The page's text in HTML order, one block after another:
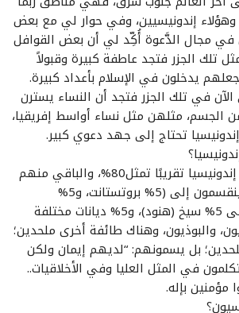
إندونيسيين، وفي حوار لي مع بعض
في مجال الدَّعوة أُكِّد لي أن بعض القوافل
تلك الجزر فتجد عاطفة كبيرة وقبولاً
يدخلون في الإسلام بأعداد كبيرة.
في تلك الجزر فتجد أن النساء يسترن
الجسم، مثلهن مثل نساء أواسط إفريقيا،
تحتاج إلى جهد دعوي كبير.
نسبة المسلمين في إندونيسيا تقريبًا تمثل80%، والباقي منهم
حوالي 10% نصارى ينقسمون إلى (5% بروتستانت، و5%
كاثوليك)؛ بالإضافة إلى 5% سيخ (هنود)، و5% ديانات مختلفة
والبوذيون، وهناك طائفة أخرى ملحدين؛
بل يسمونهم: “لديهم إيمان ولكن
في المثل العليا وفي الأخلاقيات..
مؤمنين بإله.